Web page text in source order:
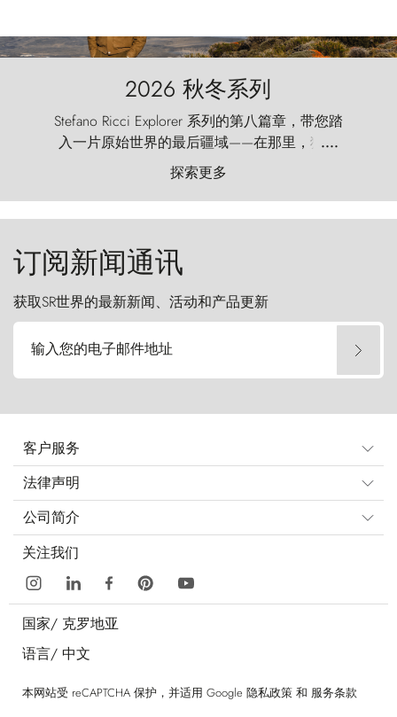
2026 秋冬系列
Stefano Ricci Explorer 系列的第八篇章，带您踏
入一片原始世界的最后疆域——在那里，狂风
以远古的怒号雕琢着自然，而百内塔（Torres
del Paine）则宛如石砌的哨兵，傲然向苍穹发
起挑战。
....
探索更多
订阅新闻通讯
获取SR世界的最新新闻、活动和产品更新
输入您的电子邮件地址
客户服务
法律声明
公司简介
关注我们
国家/ 克罗地亚
语言/ 中文
本网站受 reCAPTCHA 保护，并适用 Google 隐私政策 和 服务条款